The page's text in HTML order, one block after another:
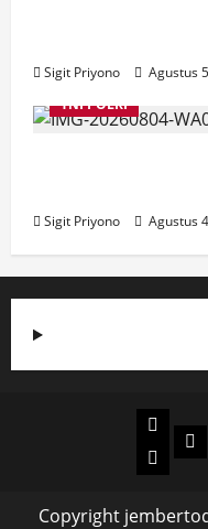
Sigit Priyono
Agustus
TNI POLRI
Sigit Priyono Agustus
News
Copyright